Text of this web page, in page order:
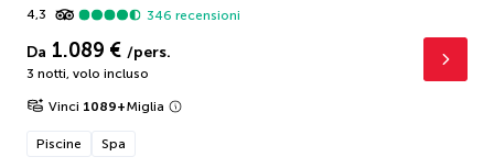
4,3
346 recensioni
Da 1.089 € /pers.
3 notti, volo incluso
Vinci 1089+Miglia
Piscine Spa